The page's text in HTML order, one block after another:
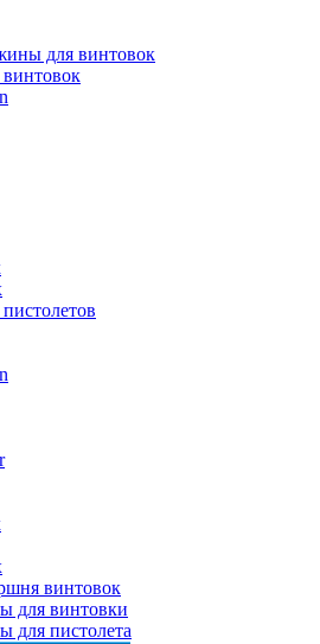
для винтовок
винтовок
винтовок
для винтовки
для пистолета